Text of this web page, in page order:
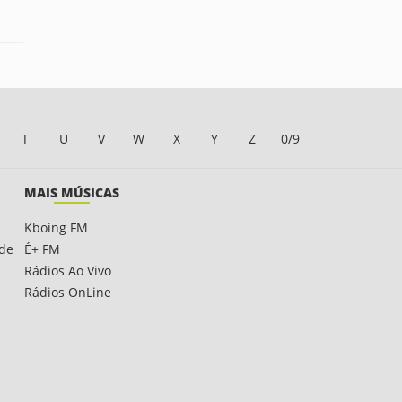
T U V W X Y Z 0/9
MAIS MÚSICAS
Kboing FM
É+ FM
Rádios Ao Vivo
Rádios OnLine